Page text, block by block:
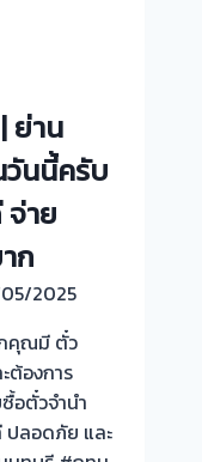
ย่าน
วันนี้ครับ
จ่าย
ก
2025
กคุณมี ตั๋ว
ต้องการ
อตั๋วจำนำ
ปลอดภัย และ